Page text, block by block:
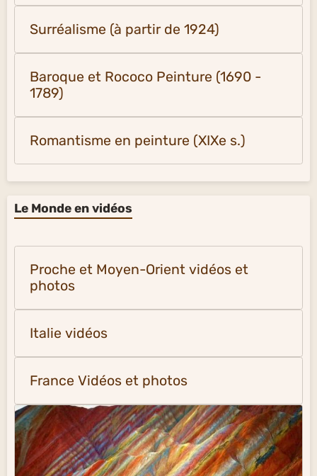
Surréalisme (à partir de 1924)
Baroque et Rococo Peinture (1690 -
1789)
Romantisme en peinture (XIXe s.)
Le Monde en vidéos
Proche et Moyen-Orient vidéos et
photos
Italie vidéos
France Vidéos et photos